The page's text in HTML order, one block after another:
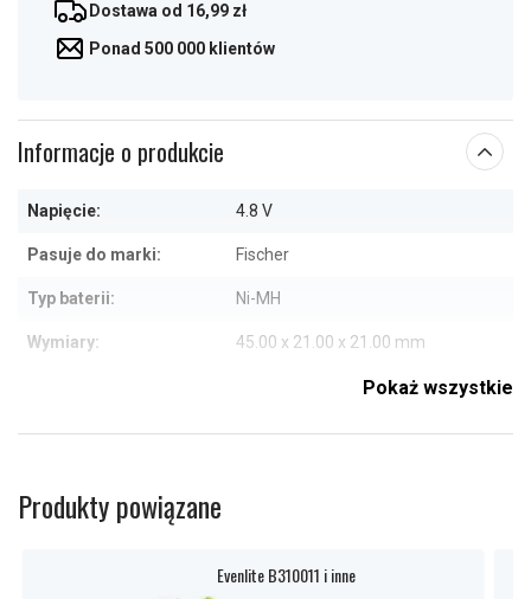
Dostawa od 16,99 zł
Ponad 500 000 klientów
Informacje o produkcie
Napięcie: 4.8 V
Pasuje do marki: Fischer
Typ baterii: Ni-MH
Wymiary: 45.00 x 21.00 x 21.00 mm
Pokaż wszystkie
Produkty powiązane
Evenlite B310011 i inne